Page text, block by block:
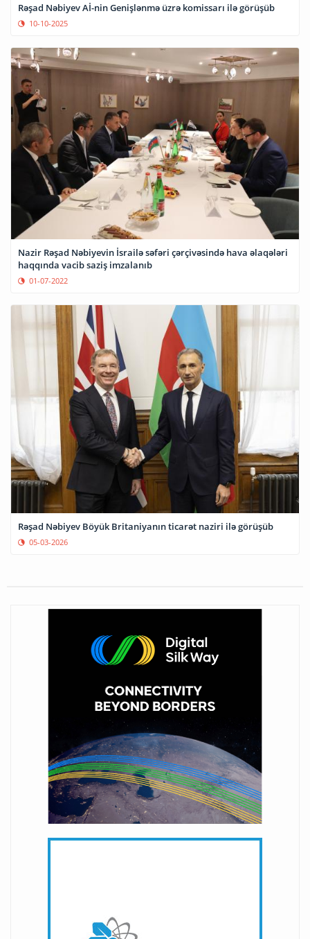
Rəşad Nəbiyev Aİ-nin Genişlənmə üzrə komissarı ilə görüşüb
10-10-2025
Nazir Rəşad Nəbiyevin İsrailə səfəri çərçivəsində hava əlaqələri
haqqında vacib saziş imzalanıb
01-07-2022
Rəşad Nəbiyev Böyük Britaniyanın ticarət naziri ilə görüşüb
05-03-2026